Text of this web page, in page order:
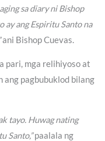
sa diary ni Bishop
ay ang Espiritu Santo na
ani Bishop Cuevas.
pari, mga relihiyoso at
ang pagbubuklod bilang
tayo. Huwag nating
Santo,”paalala ng